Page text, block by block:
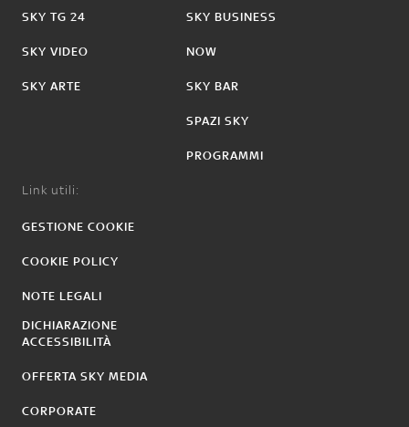
SKY TG 24
SKY VIDEO
SKY ARTE
SKY BUSINESS
NOW
SKY BAR
SPAZI SKY
PROGRAMMI
Link utili:
GESTIONE COOKIE
COOKIE POLICY
NOTE LEGALI
DICHIARAZIONE
ACCESSIBILITÀ
OFFERTA SKY MEDIA
CORPORATE